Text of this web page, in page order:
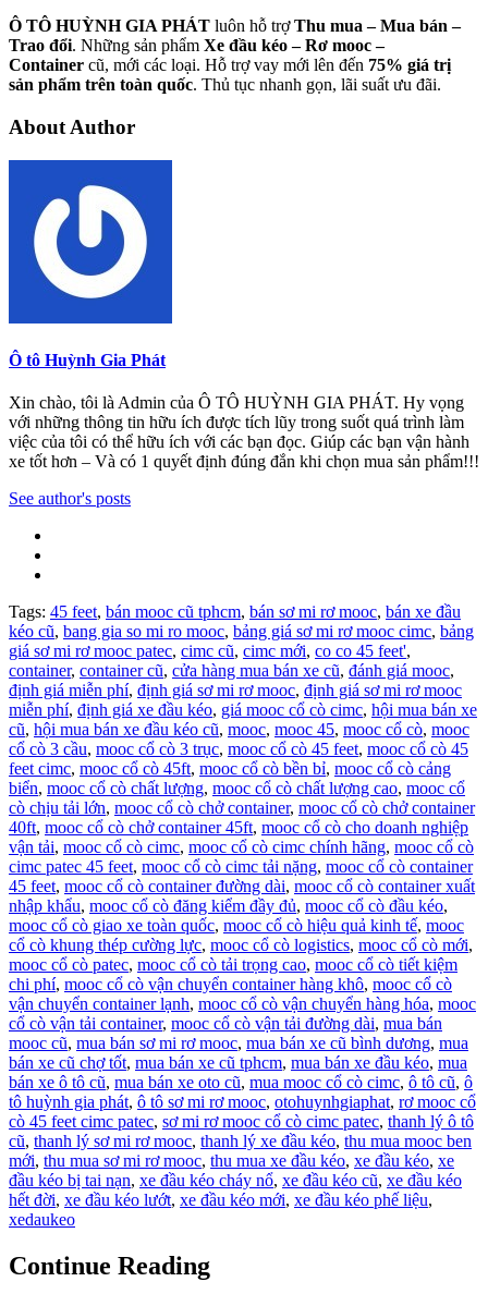
Ô TÔ HUỲNH GIA PHÁT luôn hỗ trợThu mua – Mua bán –
Trao đổi. Những sản phẩm Xe đầu kéo – Rơ mooc –
Container cũ, mới các loại. Hỗ trợ vay mới lên đến 75% giá trị
sản phẩm trên toàn quốc. Thủ tục nhanh gọn, lãi suất ưu đãi.
About Author
Ô tô Huỳnh Gia Phát
Xin chào, tôi là Admin của Ô TÔ HUỲNH GIA PHÁT. Hy vọng
với những thông tin hữu ích được tích lũy trong suốt quá trình làm
việc của tôi có thể hữu ích với các bạn đọc. Giúp các bạn vận hành
xe tốt hơn – Và có 1 quyết định đúng đắn khi chọn mua sản phẩm!!!
See author's posts
Tags: 45 feet, bán mooc cũ tphcm, bán sơ mi rơ mooc, bán xe đầu
kéo cũ, bang gia so mi ro mooc, bảng giá sơ mi rơ mooc cimc, bảng
giá sơ mi rơ mooc patec, cimc cũ, cimc mới, co co 45 feet',
container, container cũ, cửa hàng mua bán xe cũ, đánh giá mooc,
định giá miễn phí, định giá sơ mi rơ mooc, định giá sơ mi rơ mooc
miễn phí, định giá xe đầu kéo, giá mooc cổ cò cimc, hội mua bán xe
cũ, hội mua bán xe đầu kéo cũ, mooc, mooc 45, mooc cổ cò, mooc
cổ cò 3 cầu, mooc cổ cò 3 trục, mooc cổ cò 45 feet, mooc cổ cò 45
feet cimc, mooc cổ cò 45ft, mooc cổ cò bền bỉ, mooc cổ cò cảng
biển, mooc cổ cò chất lượng, mooc cổ cò chất lượng cao, mooc cổ
cò chịu tải lớn, mooc cổ cò chở container, mooc cổ cò chở container
40ft, mooc cổ cò chở container 45ft, mooc cổ cò cho doanh nghiệp
vận tải, mooc cổ cò cimc, mooc cổ cò cimc chính hãng, mooc cổ cò
cimc patec 45 feet, mooc cổ cò cimc tải nặng, mooc cổ cò container
45 feet, mooc cổ cò container đường dài, mooc cổ cò container xuất
nhập khẩu, mooc cổ cò đăng kiểm đầy đủ, mooc cổ cò đầu kéo,
mooc cổ cò giao xe toàn quốc, mooc cổ cò hiệu quả kinh tế, mooc
cổ cò khung thép cường lực, mooc cổ cò logistics, mooc cổ cò mới,
mooc cổ cò patec, mooc cổ cò tải trọng cao, mooc cổ cò tiết kiệm
chi phí, mooc cổ cò vận chuyển container hàng khô, mooc cổ cò
vận chuyển container lạnh, mooc cổ cò vận chuyển hàng hóa, mooc
cổ cò vận tải container, mooc cổ cò vận tải đường dài, mua bán
mooc cũ, mua bán sơ mi rơ mooc, mua bán xe cũ bình dương, mua
bán xe cũ chợ tốt, mua bán xe cũ tphcm, mua bán xe đầu kéo, mua
bán xe ô tô cũ, mua bán xe oto cũ, mua mooc cổ cò cimc, ô tô cũ, ô
tô huỳnh gia phát, ô tô sơ mi rơ mooc, otohuynhgiaphat, rơ mooc cổ
cò 45 feet cimc patec, sơ mi rơ mooc cổ cò cimc patec, thanh lý ô tô
cũ, thanh lý sơ mi rơ mooc, thanh lý xe đầu kéo, thu mua mooc ben
mới, thu mua sơ mi rơ mooc, thu mua xe đầu kéo, xe đầu kéo, xe
đầu kéo bị tai nạn, xe đầu kéo cháy nổ, xe đầu kéo cũ, xe đầu kéo
hết đời, xe đầu kéo lướt, xe đầu kéo mới, xe đầu kéo phế liệu,
xedaukeo
Continue Reading